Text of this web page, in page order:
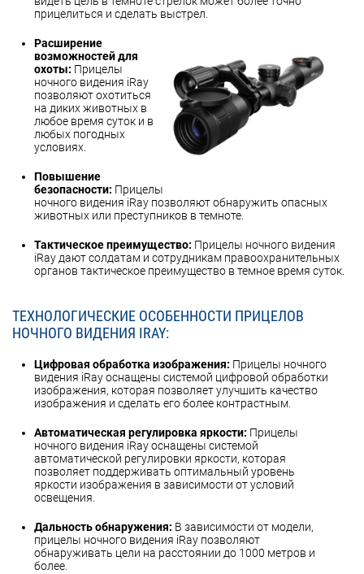
прицелиться и сделать выстрел.
Расширение
возможностей для
охоты: Прицелы
ночного видения iRay
позволяют охотиться
на диких животных в
любое время суток и в
любых погодных
условиях.
Повышение
безопасности: Прицелы
ночного видения iRay позволяют обнаружить опасных
животных или преступников в темноте.
Тактическое преимущество: Прицелы ночного видения
iRay дают солдатам и сотрудникам правоохранительных
органов тактическое преимущество в темное время суток.
ТЕХНОЛОГИЧЕСКИЕ ОСОБЕННОСТИ ПРИЦЕЛОВ
НОЧНОГО ВИДЕНИЯ IRAY:
Цифровая обработка изображения: Прицелы ночного
видения iRay оснащены системой цифровой обработки
изображения, которая позволяет улучшить качество
изображения и сделать его более контрастным.
Автоматическая регулировка яркости: Прицелы
ночного видения iRay оснащены системой
автоматической регулировки яркости, которая
позволяет поддерживать оптимальный уровень
яркости изображения в зависимости от условий
освещения.
Дальность обнаружения: В зависимости от модели,
прицелы ночного видения iRay позволяют
обнаруживать цели на расстоянии до 1000 метров и
более.